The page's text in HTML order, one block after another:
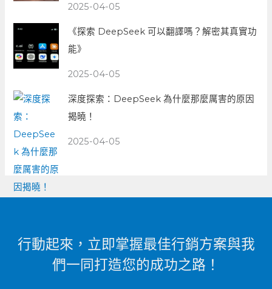
2025-04-05
《探索 DeepSeek 可以翻譯嗎？解密其真實功
能》
2025-04-05
深度探索：DeepSeek 為什麼那麼厲害的原因
揭曉！
2025-04-05
行動起來，立即掌握最佳行銷方案與我
們一同打造您的成功之路！